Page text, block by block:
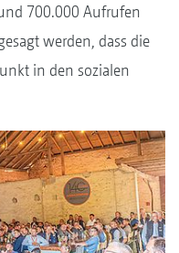
700.000 Aufrufen
werden, dass die
in den sozialen